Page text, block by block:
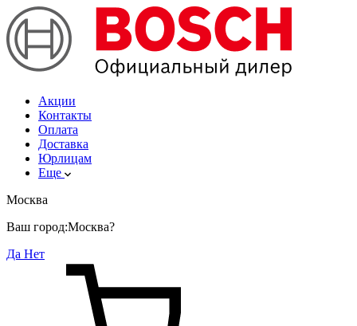
Акции
Контакты
Оплата
Доставка
Юрлицам
Еще
Москва
Ваш город:Москва?
Да Нет